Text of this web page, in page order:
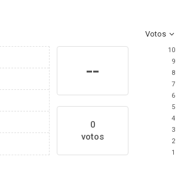
Votos
--
0
votos
10
9
8
7
6
5
4
3
2
1